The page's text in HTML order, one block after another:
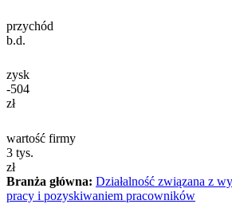
przychód
b.d.
zysk
-504
zł
wartość firmy
3 tys.
zł
Branża główna: Działalność związana z
pracy i pozyskiwaniem pracowników